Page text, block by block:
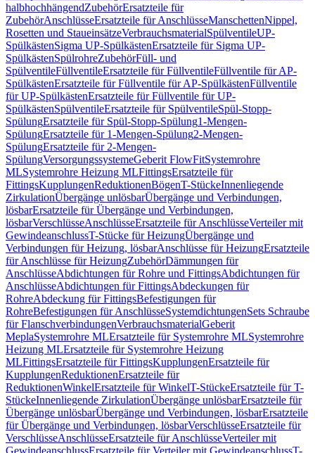
halbhochhängendZubehörErsatzteile für
ZubehörAnschlüsseErsatzteile für AnschlüsseManschettenNippel,
Rosetten und StaueinsätzeVerbrauchsmaterialSpülventileUP-
SpülkästenSigma UP-SpülkästenErsatzteile für Sigma UP-
SpülkästenSpülrohreZubehörFüll- und
SpülventileFüllventileErsatzteile für FüllventileFüllventile für AP-
SpülkästenErsatzteile für Füllventile für AP-SpülkästenFüllventile
für UP-SpülkästenErsatzteile für Füllventile für UP-
SpülkästenSpülventileErsatzteile für SpülventileSpül-Stopp-
SpülungErsatzteile für Spül-Stopp-Spülung1-Mengen-
SpülungErsatzteile für 1-Mengen-Spülung2-Mengen-
SpülungErsatzteile für 2-Mengen-
SpülungVersorgungssystemeGeberit FlowFitSystemrohre
MLSystemrohre Heizung MLFittingsErsatzteile für
FittingsKupplungenReduktionenBögenT-StückeInnenliegende
ZirkulationÜbergänge unlösbarÜbergänge und Verbindungen,
lösbarErsatzteile für Übergänge und Verbindungen,
lösbarVerschlüsseAnschlüsseErsatzteile für AnschlüsseVerteiler mit
GewindeanschlussT-Stücke für HeizungÜbergänge und
Verbindungen für Heizung, lösbarAnschlüsse für HeizungErsatzteile
für Anschlüsse für HeizungZubehörDämmungen für
AnschlüsseAbdichtungen für Rohre und FittingsAbdichtungen für
AnschlüsseAbdichtungen für FittingsAbdeckungen für
RohreAbdeckung für FittingsBefestigungen für
RohreBefestigungen für AnschlüsseSystemdichtungenSets Schraube
für FlanschverbindungenVerbrauchsmaterialGeberit
MeplaSystemrohre MLErsatzteile für Systemrohre MLSystemrohre
Heizung MLErsatzteile für Systemrohre Heizung
MLFittingsErsatzteile für FittingsKupplungenErsatzteile für
KupplungenReduktionenErsatzteile für
ReduktionenWinkelErsatzteile für WinkelT-StückeErsatzteile für T-
StückeInnenliegende ZirkulationÜbergänge unlösbarErsatzteile für
Übergänge unlösbarÜbergänge und Verbindungen, lösbarErsatzteile
für Übergänge und Verbindungen, lösbarVerschlüsseErsatzteile für
VerschlüsseAnschlüsseErsatzteile für AnschlüsseVerteiler mit
GewindeanschlussErsatzteile für Verteiler mit GewindeanschlussT-